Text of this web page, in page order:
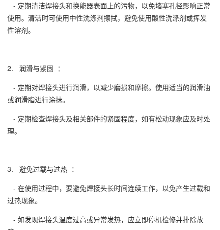
- 定期清洁焊接头和换能器表面上的污物，以免堵塞孔径影响正常
使用。清洁时可使用中性洗涤剂擦拭，避免使用酸性洗涤剂或挥发
性溶剂。
2. 润滑与紧固 ：
- 定期对焊接头进行润滑，以减少磨损和摩擦。使用适当的润滑油
或润滑脂进行涂抹。
- 定期检查焊接头及相关部件的紧固程度，如有松动现象应及时处
理。
3. 避免过载与过热 ：
- 在使用过程中，要避免焊接头长时间连续工作，以免产生过载和
过热现象。
- 如发现焊接头温度过高或异常发热，应立即停机检修并排除故